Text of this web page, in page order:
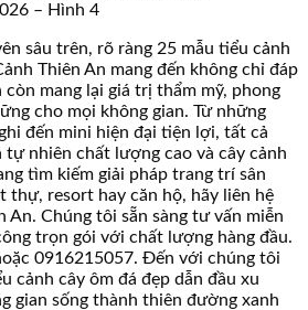
– Hình 4
sâu trên, rõ ràng 25 mẫu tiểu cảnh
Thiên An mang đến không chỉ đáp
mang lại giá trị thẩm mỹ, phong
cho mọi không gian. Từ những
đến mini hiện đại tiện lợi, tất cả
nhiên chất lượng cao và cây cảnh
tìm kiếm giải pháp trang trí sân
thự, resort hay căn hộ, hãy liên hệ
An. Chúng tôi sẵn sàng tư vấn miễn
trọn gói với chất lượng hàng đầu.
0916215057. Đến với chúng tôi
cảnh cây ôm đá đẹp dẫn đầu xu
gian sống thành thiên đường xanh